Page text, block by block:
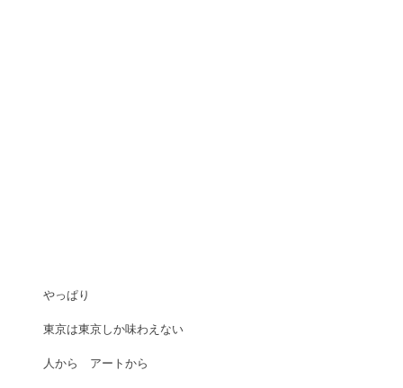
やっぱり
東京は東京しか味わえない
人から　アートから